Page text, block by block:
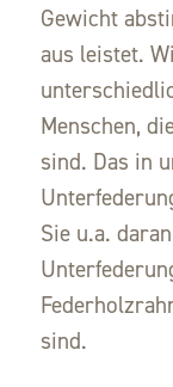
Gewicht
aus leistet.
Menschen,
sind. Das in
Sie u.a.
sind.